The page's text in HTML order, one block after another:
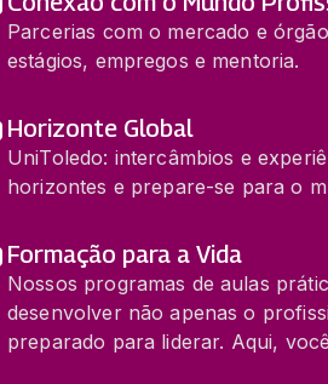
Parcerias com o mercado e
estágios, empregos e mentoria.
Horizonte Global
UniToledo: intercâmbios e
horizontes e prepare-se para o
Formação para a Vida
Nossos programas de aulas
desenvolver não apenas o
preparado para liderar. Aqui,